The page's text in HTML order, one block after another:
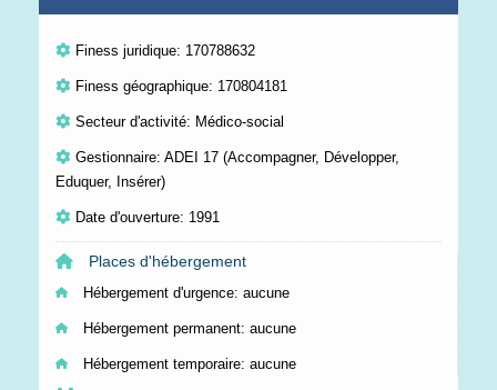
Finess juridique: 170788632
Finess géographique: 170804181
Secteur d'activité: Médico-social
Gestionnaire: ADEI 17 (Accompagner, Développer,
Eduquer, Insérer)
Date d'ouverture: 1991
Places d'hébergement
Hébergement d'urgence: aucune
Hébergement permanent: aucune
Hébergement temporaire: aucune